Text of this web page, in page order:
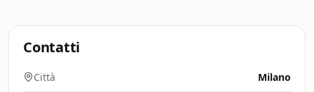
Contatti
Città Milano